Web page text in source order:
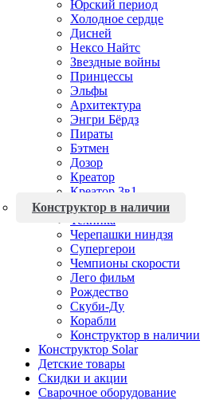
Конструктор в наличии
Юрский период
Холодное сердце
Дисней
Нексо Найтс
Звездные войны
Принцессы
Эльфы
Архитектура
Энгри Бёрдз
Пираты
Бэтмен
Дозор
Креатор
Креатор 3в1
Мстители
Техника
Черепашки ниндзя
Супергерои
Чемпионы скорости
Лего фильм
Рождество
Скуби-Ду
Корабли
Конструктор в наличии
Конструктор Solar
Детские товары
Скидки и акции
Сварочное оборудование